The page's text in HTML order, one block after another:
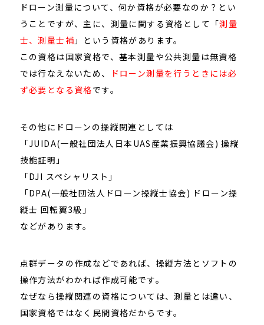
ドローン測量について、何か資格が必要なのか？とい
うことですが、主に、測量に関する資格として「測量
士、測量士補 」という資格があります。
この資格は国家資格で、基本測量や公共測量は無資格
では行なえないため、
ドローン測量を行うときには必
ず必要となる資格です。
その他にドローンの操縦関連としては
「JUIDA(一般社団法人日本UAS産業振興協議会) 操縦
技能証明」
「DJI スペシャリスト」
「DPA(一般社団法人ドローン操縦士協会) ドローン操
縦士 回転翼3級」
などがあります。
点群データの作成などであれば、操縦方法とソフトの
操作方法がわかれば作成可能です。
なぜなら操縦関連の資格については、測量とは違い、
国家資格ではなく民間資格だからです。